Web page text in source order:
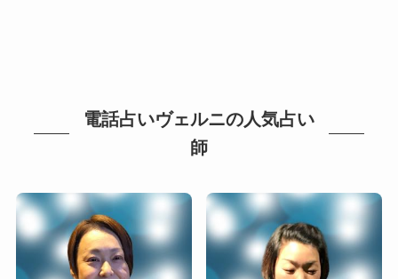
電話占いヴェルニの人気占い
師